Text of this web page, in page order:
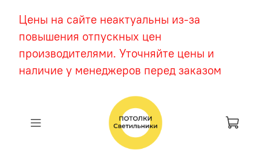
Цены на сайте неактуальны из-за
повышения отпускных цен
производителями. Уточняйте цены и
наличие у менеджеров перед заказом